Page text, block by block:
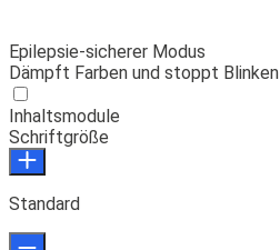
Epilepsie-sicherer Modus
Dämpft Farben und stoppt Blinken
Inhaltsmodule
Schriftgröße
Standard